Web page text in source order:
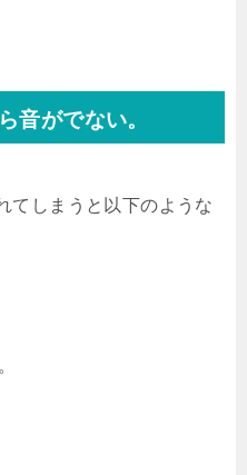
音がでない。
てしまうと以下のような